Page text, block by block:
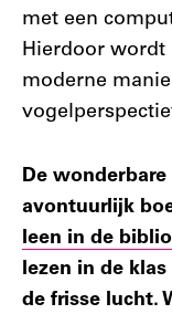
met een
Hierdoor wordt
moderne
De
avontuurlijk
leen in de
lezen in de
de frisse lucht.